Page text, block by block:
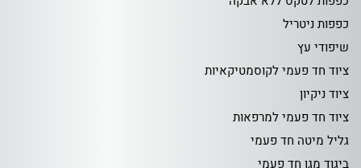
כפפות ניטריל
שיפודי עץ
ציוד חד פעמי לקוסמטיקאיות
ציוד ניקיון
ציוד חד פעמי למרפאות
גליל מיטה חד פעמי
ביגוד מגן חד פעמי